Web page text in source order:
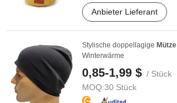
Anbieter Lieferant
Stylische doppellagige Mütze
Winterwärme
0,85-1,99 $ / Stück
MOQ:30 Stück